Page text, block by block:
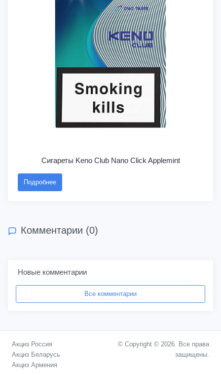
Сигареты Keno Club Nano Click Applemint
Подробнее
Комментарии (0)
Новые комментарии
Все комментарии
Акциз Россия
Акциз Беларусь
Акциз Армения
© Copyright © 2026. Все права
защищены.